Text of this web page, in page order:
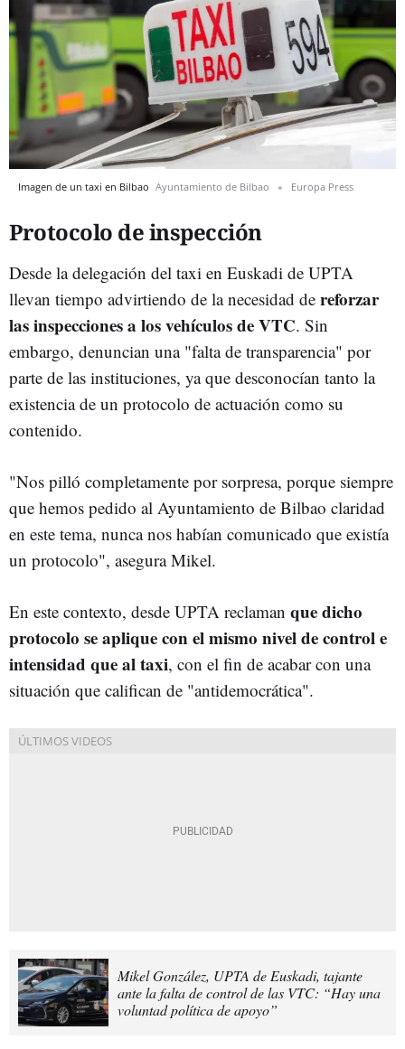
Imagen de un taxi en Bilbao Ayuntamiento de Bilbao Europa Press
Protocolo de inspección
Desde la delegación del taxi en Euskadi de UPTA
llevan tiempo advirtiendo de la necesidad de reforzar
las inspecciones a los vehículos de VTC. Sin
embargo, denuncian una "falta de transparencia" por
parte de las instituciones, ya que desconocían tanto la
existencia de un protocolo de actuación como su
contenido.
"Nos pilló completamente por sorpresa, porque siempre
que hemos pedido al Ayuntamiento de Bilbao claridad
en este tema, nunca nos habían comunicado que existía
un protocolo", asegura Mikel.
En este contexto, desde UPTA reclaman que dicho
protocolo se aplique con el mismo nivel de control e
intensidad que al taxi, con el fin de acabar con una
situación que califican de "antidemocrática".
Mikel González, UPTA de Euskadi, tajante
ante la falta de control de las VTC: “Hay una
voluntad política de apoyo”